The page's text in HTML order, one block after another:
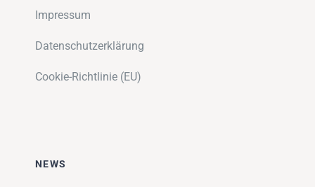
Impressum
Datenschutzerklärung
Cookie-Richtlinie (EU)
NEWS